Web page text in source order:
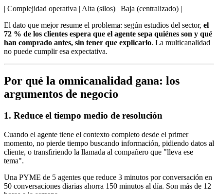
| Complejidad operativa | Alta (silos) | Baja (centralizado) |
El dato que mejor resume el problema: según estudios del sector, el
72 % de los clientes espera que el agente sepa quiénes son y qué
han comprado antes, sin tener que explicarlo. La multicanalidad
no puede cumplir esa expectativa.
Por qué la omnicanalidad gana: los
argumentos de negocio
1. Reduce el tiempo medio de resolución
Cuando el agente tiene el contexto completo desde el primer
momento, no pierde tiempo buscando información, pidiendo datos al
cliente, o transfiriendo la llamada al compañero que "lleva ese
tema".
Una PYME de 5 agentes que reduce 3 minutos por conversación en
50 conversaciones diarias ahorra 150 minutos al día. Son más de 12